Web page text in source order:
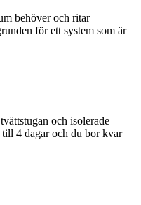
behöver och ritar
för ett system som är
och isolerade
4 dagar och du bor kvar